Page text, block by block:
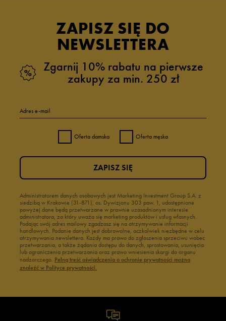
ZAPISZ SIĘ DO
NEWSLETTERA
Zgarnij 10% rabatu na pierwsze
zakupy za min. 250 zł
Adres e-mail
Oferta damska Oferta męska
Administratorem danych osobowych jest Marketing Investment Group S.A. z
siedzibą w Krakowie (31-871), os. Dywizjonu 303 paw. 1, udostępnione
powyżej dane będą przetwarzane w prawnie uzasadnionym interesie
administratora, za który uważa się marketing produktów i usług własnych.
Podając swój adres mailowy zgadzasz się na otrzymywanie informacji
handlowych. Podanie danych jest dobrowolne, aczkolwiek niezbędne w celu
otrzymywania newslettera. Każdy ma prawo do zgłoszenia sprzeciwu wobec
przetwarzania, a także żądania dostępu do danych, sprostowania, usunięcia
lub ograniczenia przetwarzania oraz prawo wniesienia skargi do organu
nadzorczego. Pełną treść oświadczenia o ochronie prywatności można
znaleźć w Polityce prywatności.
ZAPISZ SIĘ